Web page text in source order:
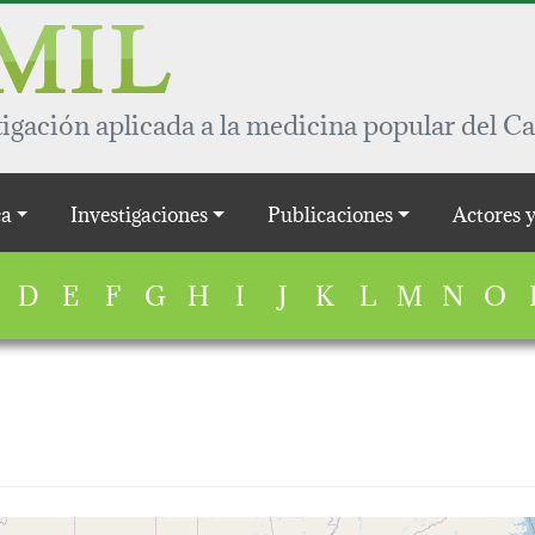
aplicada a la medicina popular del
Investigaciones Publicaciones Actores
D E F G H I J K L M N O